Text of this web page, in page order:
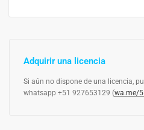
Adquirir una licencia
Si aún no dispone de una licencia,
whatsapp +51 927653129 (wa.me/